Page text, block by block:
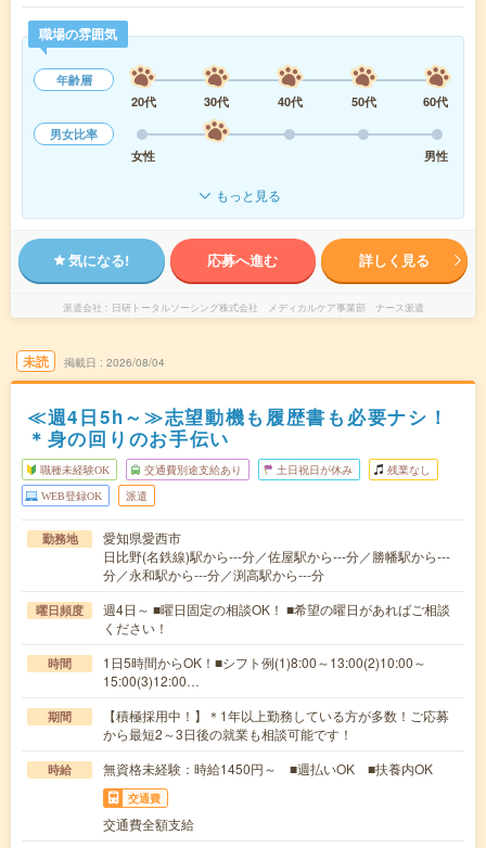
職場の雰囲気
年齢層
20代
30代 40代 50代
60代
男女比率
女性
男性
もっと見る
気になる! 応募へ進む 詳しく見る
派遣会社 日研トータルソーシング株式会社 メディカルケア事業部 ナース派遣
未読 掲載日 2026/08/04
≪週4日5h～≫志望動機も履歴書も必要ナシ！
＊身の回りのお手伝い
職種未経験OK 交通費別途支給あり 土日祝日が休み 残業なし
WEB登録OK 派遣
勤務地
愛知県愛西市
日比野(名鉄線)駅から---分／佐屋駅から---分／勝幡駅から---
分／永和駅から---分／渕高駅から---分
曜日頻度
週4日～ ■曜日固定の相談OK！ ■希望の曜日があればご相談
ください！
時間
1日5時間からOK！■シフト例(1)8:00～13:00(2)10:00～
15:00(3)12:00…
期間
【積極採用中！】＊1年以上勤務している方が多数！ご応募
から最短2～3日後の就業も相談可能です！
時給 無資格未経験：時給1450円～ ■週払いOK ■扶養内OK
交通費
交通費全額支給